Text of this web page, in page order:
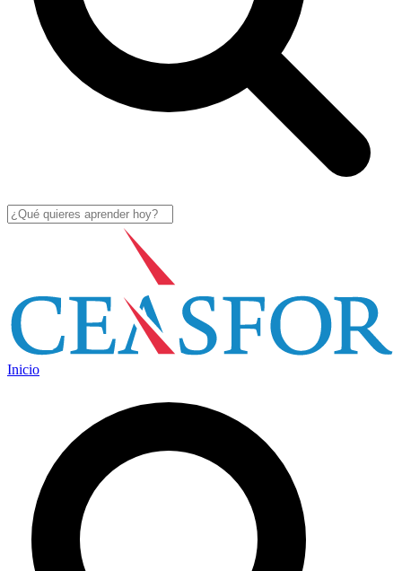
Inicio